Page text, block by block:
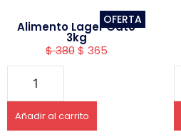
OFERTA
Alimento Lager Gato
3kg
$380 $ 365
Añadir al carrito